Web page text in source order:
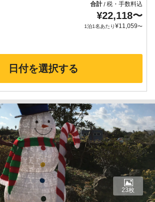
合計/税・手数料込
¥22,118〜
1泊1名あたり¥11,059〜
日付を選択する
23枚